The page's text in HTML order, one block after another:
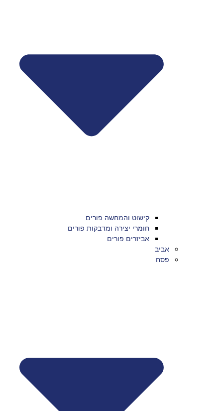
קישוט והמחשה פורים
חומרי יצירה ומדבקות פורים
אביזרים פורים
אביב
פסח